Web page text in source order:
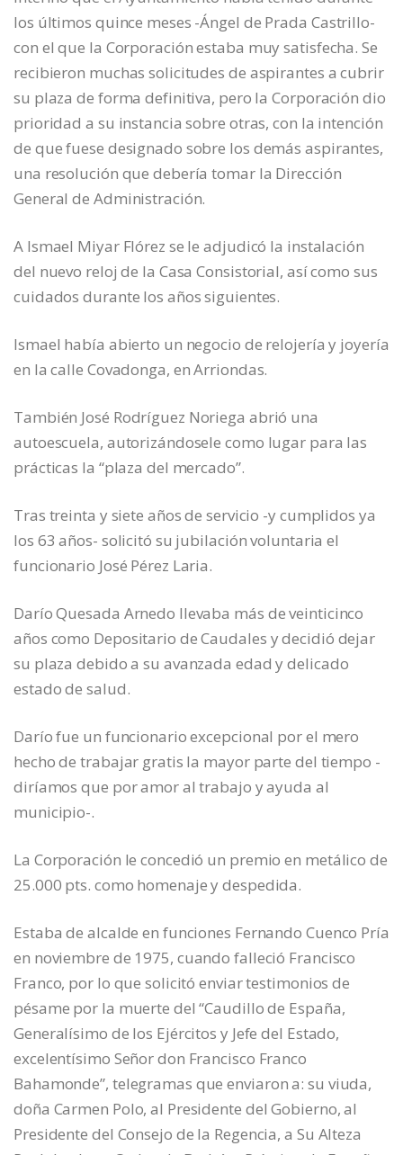
los últimos quince meses -Ángel de Prada Castrillo-
con el que la Corporación estaba muy satisfecha. Se
recibieron muchas solicitudes de aspirantes a cubrir
su plaza de forma definitiva, pero la Corporación dio
prioridad a su instancia sobre otras, con la intención
de que fuese designado sobre los demás aspirantes,
una resolución que debería tomar la Dirección
General de Administración.
A Ismael Miyar Flórez se le adjudicó la instalación
del nuevo reloj de la Casa Consistorial, así como sus
cuidados durante los años siguientes.
Ismael había abierto un negocio de relojería y joyería
en la calle Covadonga, en Arriondas.
También José Rodríguez Noriega abrió una
autoescuela, autorizándosele como lugar para las
prácticas la “plaza del mercado”.
Tras treinta y siete años de servicio -y cumplidos ya
los 63 años- solicitó su jubilación voluntaria el
funcionario José Pérez Laria.
Darío Quesada Arnedo llevaba más de veinticinco
años como Depositario de Caudales y decidió dejar
su plaza debido a su avanzada edad y delicado
estado de salud.
Darío fue un funcionario excepcional por el mero
hecho de trabajar gratis la mayor parte del tiempo -
diríamos que por amor al trabajo y ayuda al
municipio-.
La Corporación le concedió un premio en metálico de
25.000 pts. como homenaje y despedida.
Estaba de alcalde en funciones Fernando Cuenco Pría
en noviembre de 1975, cuando falleció Francisco
Franco, por lo que solicitó enviar testimonios de
pésame por la muerte del “Caudillo de España,
Generalísimo de los Ejércitos y Jefe del Estado,
excelentísimo Señor don Francisco Franco
Bahamonde”, telegramas que enviaron a: su viuda,
doña Carmen Polo, al Presidente del Gobierno, al
Presidente del Consejo de la Regencia, a Su Alteza